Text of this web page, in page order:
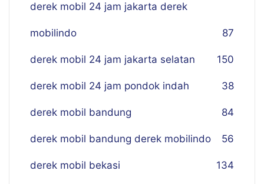
derek mobil 24 jam jakarta derek
mobilindo 87
derek mobil 24 jam jakarta selatan 150
derek mobil 24 jam pondok indah 38
derek mobil bandung 84
derek mobil bandung derek mobilindo 56
derek mobil bekasi 134